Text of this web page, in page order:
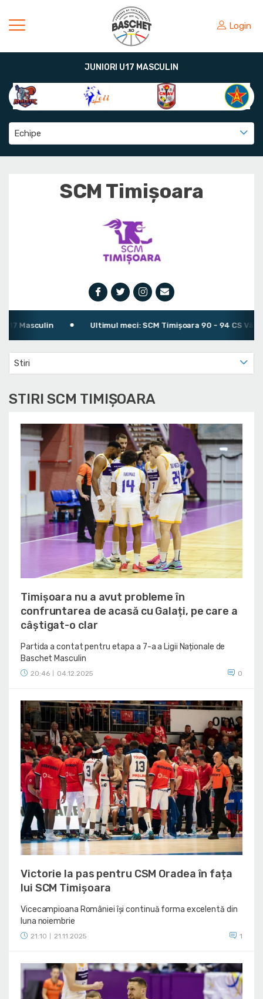
Login
JUNIORI U17 MASCULIN
Echipe
SCM Timișoara
Ultimul meci: SCM Timișoara 90 - 94 CS Vâlcea 1924
Stiri
STIRI SCM TIMIȘOARA
Timișoara nu a avut probleme în
confruntarea de acasă cu Galați, pe care a
câștigat-o clar
Partida a contat pentru etapa a 7-a a Ligii Naționale de
Baschet Masculin
20:46 04.12.2025 0
Victorie la pas pentru CSM Oradea în fața
lui SCM Timișoara
Vicecampioana României își continuă forma excelentă din
luna noiembrie
21:10 21.11.2025 1